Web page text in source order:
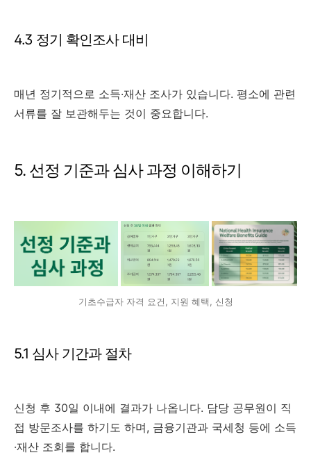
4.3 정기 확인조사 대비
매년 정기적으로 소득·재산 조사가 있습니다. 평소에 관련
서류를 잘 보관해두는 것이 중요합니다.
5. 선정 기준과 심사 과정 이해하기
기초수급자 자격 요건, 지원 혜택, 신청
5.1 심사 기간과 절차
신청 후 30일 이내에 결과가 나옵니다. 담당 공무원이 직
접 방문조사를 하기도 하며, 금융기관과 국세청 등에 소득
·재산 조회를 합니다.